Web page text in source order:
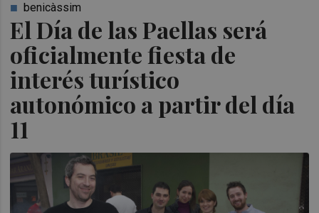
El Día de las Paellas será
oficialmente fiesta de
interés turístico
autonómico a partir del día
11
benicàssim